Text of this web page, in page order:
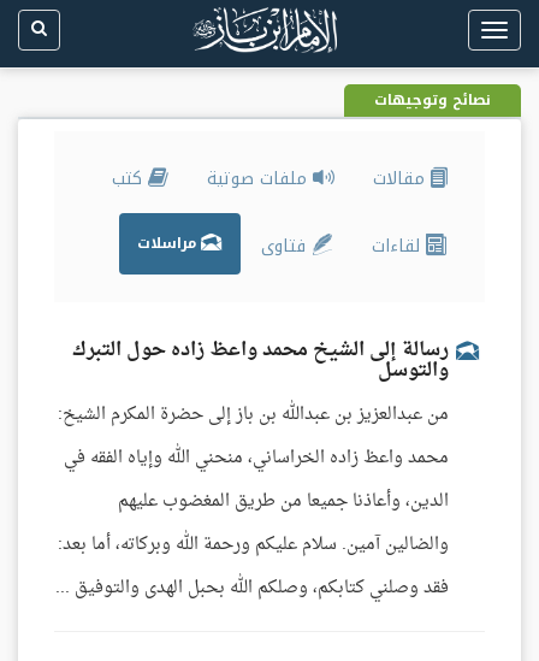
Toggle
navigation
نصائح وتوجيهات
مقالات ملفات صوتية كتب
لقاءات فتاوى مراسلات
رسالة إلى الشيخ محمد واعظ زاده حول التبرك
والتوسل
من عبدالعزيز بن عبدالله بن باز إلى حضرة المكرم الشيخ:
محمد واعظ زاده الخراساني، منحني الله وإياه الفقه في
الدين، وأعاذنا جميعا من طريق المغضوب عليهم
والضالين آمين. سلام عليكم ورحمة الله وبركاته، أما بعد:
فقد وصلني كتابكم، وصلكم الله بحبل الهدى والتوفيق ...